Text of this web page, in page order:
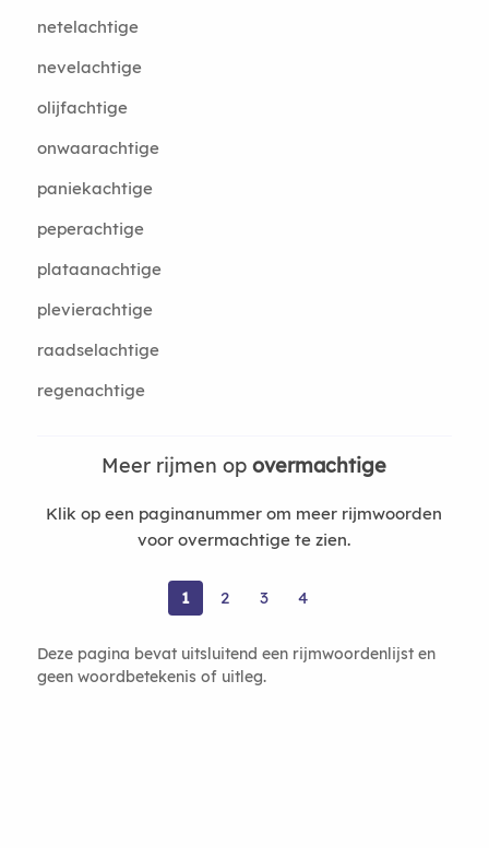
netelachtige
nevelachtige
olijfachtige
onwaarachtige
paniekachtige
peperachtige
plataanachtige
plevierachtige
raadselachtige
regenachtige
Meer rijmen opovermachtige
Klik op een paginanummer om meer rijmwoorden
voor overmachtige te zien.
1 2 3 4
Deze pagina bevat uitsluitend een rijmwoordenlijst en
geen woordbetekenis of uitleg.